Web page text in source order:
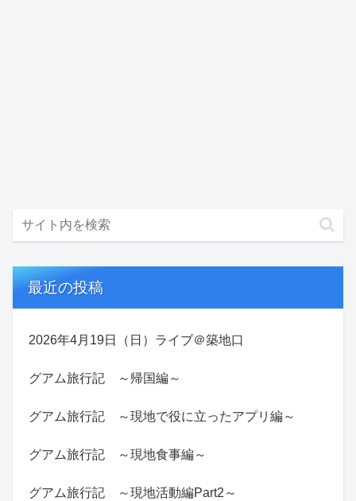
最近の投稿
2026年4月19日（日）ライブ＠築地口
グアム旅行記 ～帰国編～
グアム旅行記 ～現地で役に立ったアプリ編～
グアム旅行記 ～現地食事編～
グアム旅行記 ～現地活動編Part2～